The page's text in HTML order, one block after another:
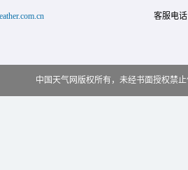
客服电
中国天气网版权所有，未经书面授权